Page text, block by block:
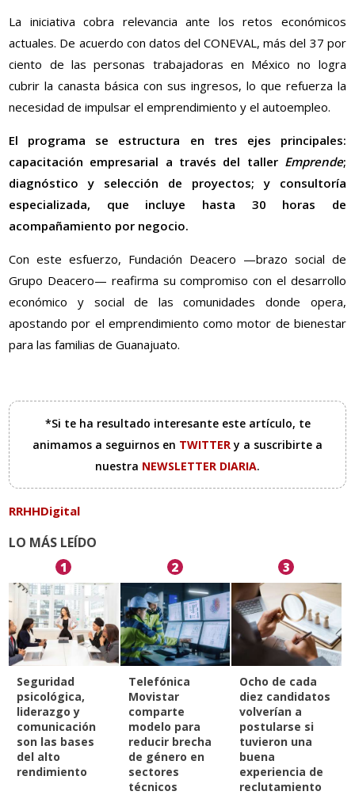
La iniciativa cobra relevancia ante los retos económicos
actuales. De acuerdo con datos del CONEVAL, más del 37 por
ciento de las personas trabajadoras en México no logra
cubrir la canasta básica con sus ingresos, lo que refuerza la
necesidad de impulsar el emprendimiento y el autoempleo.
El programa se estructura en tres ejes principales:
capacitación empresarial a través del taller Emprende;
diagnóstico y selección de proyectos; y consultoría
especializada, que incluye hasta 30 horas de
acompañamiento por negocio.
Con este esfuerzo, Fundación Deacero —brazo social de
Grupo Deacero— reafirma su compromiso con el desarrollo
económico y social de las comunidades donde opera,
apostando por el emprendimiento como motor de bienestar
para las familias de Guanajuato.
*Si te ha resultado interesante este artículo, te
animamos a seguirnos en TWITTERy a suscribirte a
nuestra NEWSLETTER DIARIA.
RRHHDigital
LO MÁS LEÍDO
1
Seguridad
psicológica,
liderazgo y
comunicación
son las bases
del alto
rendimiento
2
Telefónica
Movistar
comparte
modelo para
reducir brecha
de género en
sectores
técnicos
3
Ocho de cada
diez candidatos
volverían a
postularse si
tuvieron una
buena
experiencia de
reclutamiento